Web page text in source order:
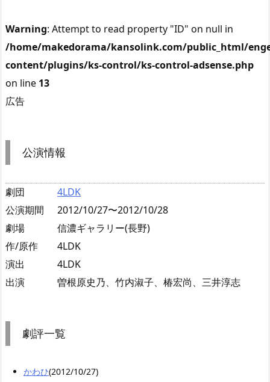
Warning: Attempt to read property "ID" on null in
/home/makedorama/kansolink.com/public_html/
content/plugins/ks-control/ks-control-adsense.php
on line 13
広告
公演情報
劇団
4LDK
公演期間
2012/10/27〜2012/10/28
劇場
信濃ギャラリー(長野)
作/原作
4LDK
演出
4LDK
出演
曽根原史乃、竹内淑子、椿宏尚、三井淳志
劇評一覧
かわひ(2012/10/27)